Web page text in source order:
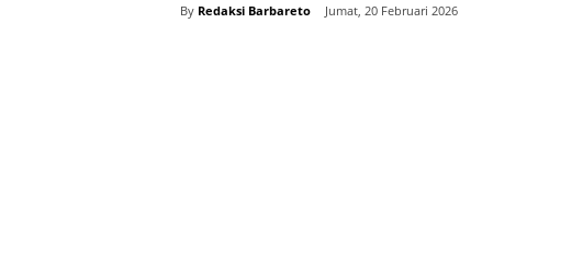
By Redaksi Barbareto Jumat, 20 Februari 2026